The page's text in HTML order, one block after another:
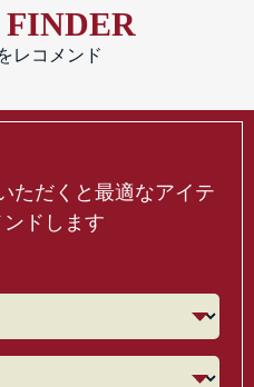
レコメンド
ただくと最適なアイテ
ドします